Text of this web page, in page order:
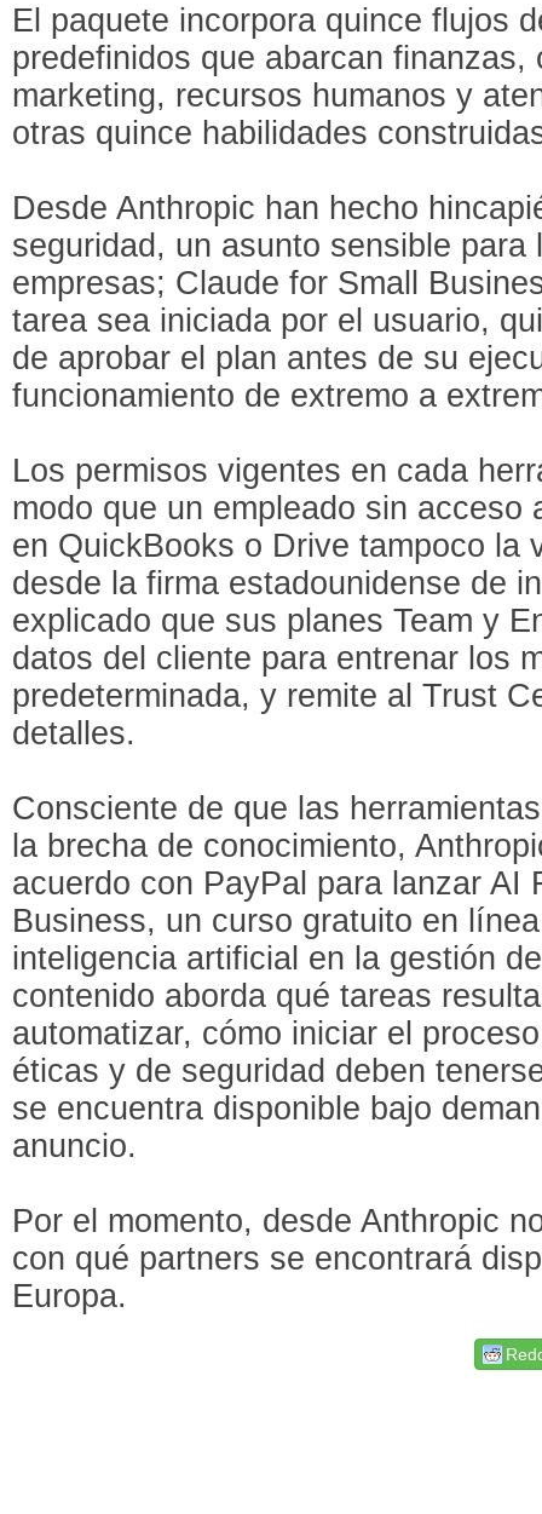
El paquete incorpora quince flujos
predefinidos que abarcan
marketing, recursos humanos y
otras quince habilidades
Desde Anthropic han hecho
seguridad, un asunto sensible
empresas; Claude for Small
tarea sea iniciada por el usuario,
de aprobar el plan antes de su
funcionamiento de extremo a
Los permisos vigentes en cada
modo que un empleado sin acceso
en QuickBooks o Drive tampoco la
desde la firma estadounidense de
explicado que sus planes Team y
datos del cliente para entrenar los
predeterminada, y remite al Trust
detalles.
Consciente de que las
la brecha de conocimiento,
acuerdo con PayPal para lanzar AI
Business, un curso gratuito en
inteligencia artificial en la gestión
contenido aborda qué tareas
automatizar, cómo iniciar el
éticas y de seguridad deben
se encuentra disponible bajo
anuncio.
Por el momento, desde Anthropic
con qué partners se encontrará
Europa.